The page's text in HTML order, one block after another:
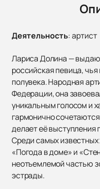
Деятельность:артист
Лариса Долина —
российская певица,
полувека. Народная
Федерации, она
уникальным голосом и
гармонично
делает её
Среди самых
«Погода в доме» и
неотъемлемой частью
эстрады.